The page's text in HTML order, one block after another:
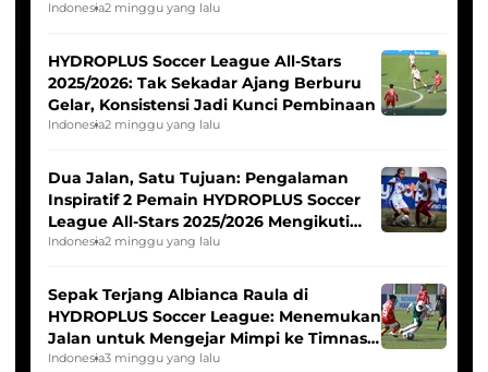
Pernah Padam
Indonesia2 minggu yang lalu
HYDROPLUS Soccer League All-Stars
2025/2026: Tak Sekadar Ajang Berburu
Gelar, Konsistensi Jadi Kunci Pembinaan
Indonesia2 minggu yang lalu
Dua Jalan, Satu Tujuan: Pengalaman
Inspiratif 2 Pemain HYDROPLUS Soccer
League All-Stars 2025/2026 Mengikuti
Seleksi Timnas Indonesia Putri
Indonesia2 minggu yang lalu
Sepak Terjang Albianca Raula di
HYDROPLUS Soccer League: Menemukan
Jalan untuk Mengejar Mimpi ke Timnas
Indonesia Putri
Indonesia3 minggu yang lalu